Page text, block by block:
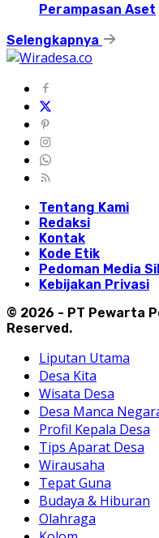
Perampasan Aset
Selengkapnya
Tentang Kami
Redaksi
Kontak
Kode Etik
Pedoman Media
Kebijakan Privasi
© 2026 - PT Pewarta
Reserved.
Liputan Utama
Desa Kita
Wisata Desa
Desa Manca
Profil Kepala Desa
Tips Aparat Desa
Wirausaha
Tepat Guna
Budaya & Hiburan
Olahraga